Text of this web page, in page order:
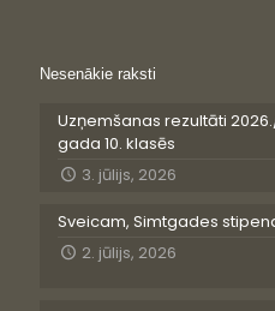
Nesenākie raksti
Uzņemšanas rezultāti
gada 10. klasēs
3. jūlijs, 2026
Sveicam, Simtgades
2. jūlijs, 2026